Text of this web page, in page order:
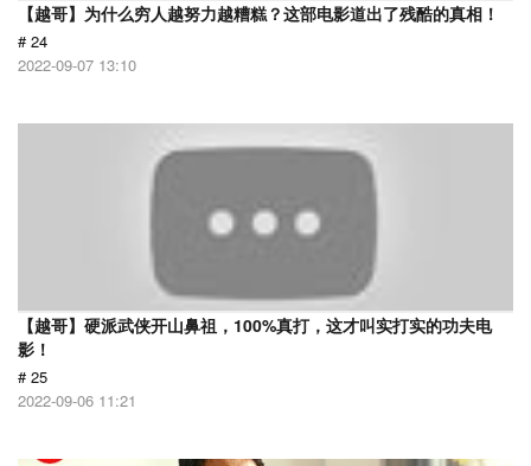
【越哥】为什么穷人越努力越糟糕？这部电影道出了残酷的真相！
# 24
2022-09-07 13:10
【越哥】硬派武侠开山鼻祖，100%真打，这才叫实打实的功夫电
影！
# 25
2022-09-06 11:21